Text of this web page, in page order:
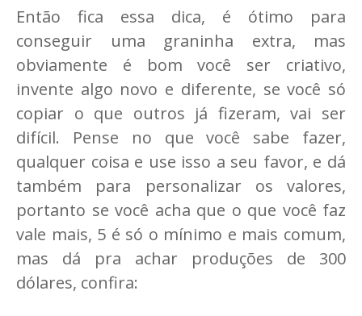
Então fica essa dica, é ótimo para
conseguir uma graninha extra, mas
obviamente é bom você ser criativo,
invente algo novo e diferente, se você só
copiar o que outros já fizeram, vai ser
difícil. Pense no que você sabe fazer,
qualquer coisa e use isso a seu favor, e dá
também para personalizar os valores,
portanto se você acha que o que você faz
vale mais, 5 é só o mínimo e mais comum,
mas dá pra achar produções de 300
dólares, confira: